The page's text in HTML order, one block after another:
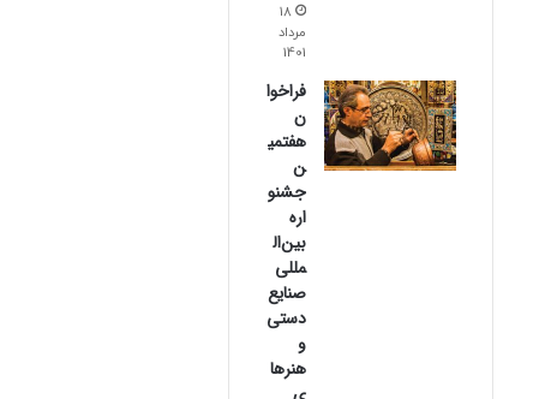
18
مرداد
1401
فراخوا
ن
هفتمی
ن
جشنو
اره
بین‌ال
مللی
صنایع‌
دستی
و
هنرها